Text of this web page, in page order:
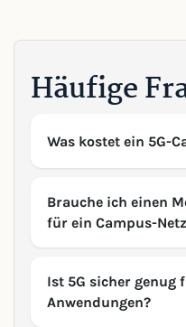
Häufige
Was kostet ein 5G-
Brauche ich einen
für ein Campus-
Ist 5G sicher
Anwendungen?